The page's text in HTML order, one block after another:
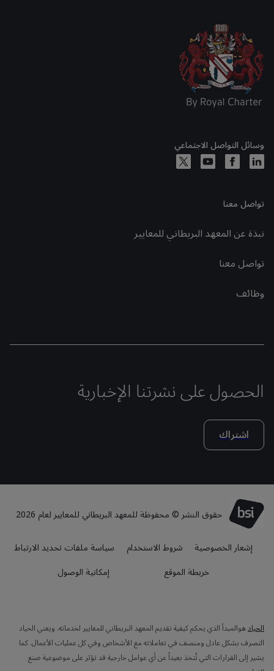
وسائل التواصل الاجتماعي
تواصل معنا
نبذة عن المعهد البريطاني للمعايير
تواصل معنا
وظائف
الحصول على نشرتنا الإخبارية
اشتراك
حقوق النشر © محفوظة للمعهد البريطاني للمعايير لعام 2026
إشعار الخصوصية
شروط الاستخدام
سياسة ملفات تحديد الارتباط
خريطة الموقع
إمكانية الوصول
الحيادهوالمبدأ الذي يحكم كيفية تقديم المعهد البريطاني للمعايير لخدماته. ويعني الحياد
التصرف بشكل عادل ومنصف في تعاملاته مع الأشخاص وفي كل عمليات الأعمال. كما
يشير إلى القرارات التي تُتخذ بعيداً عن أي عوامل خارجية قد تؤثر على موضوعية صنع